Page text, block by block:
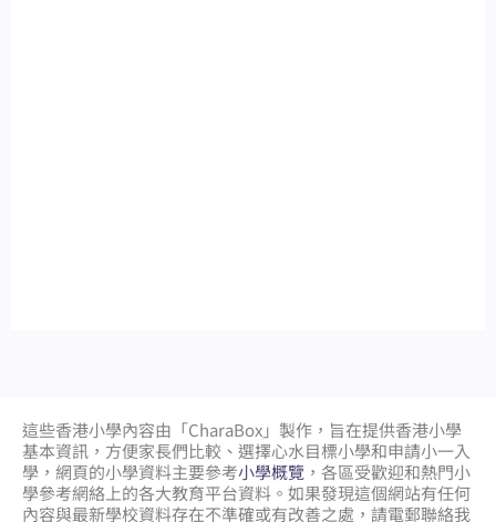
這些香港小學內容由「CharaBox」製作，旨在提供香港小學
基本資訊，方便家長們比較、 選擇心水目標小學和申請小一入
學，網頁的小學資料主要參考小學概覽 ，各區受歡迎和熱門小
學參考網絡上的各大教育平台資料。如果發現這個網站有任何
內容與最新學校資料存在不準確或有改善之處，請電郵聯絡我